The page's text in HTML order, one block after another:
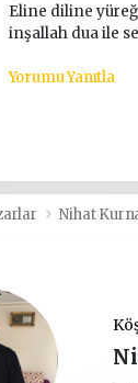
Eline diline
inşallah dua ile
Yorumu Yanıtla
Nihat